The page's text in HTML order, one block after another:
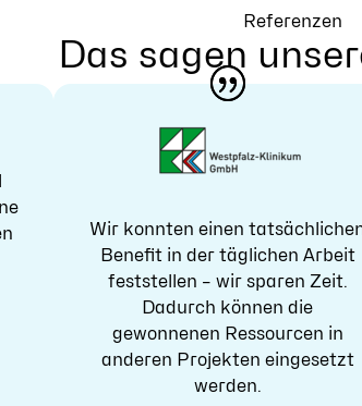
Referenzen
Das sagen
Wir konnten einen
Benefit in der täglichen Arbeit
feststellen – wir sparen Zeit.
Dadurch können die
gewonnenen Ressourcen in
anderen Projekten eingesetzt
werden.